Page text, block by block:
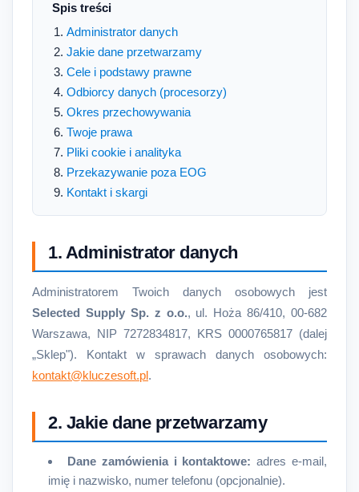
Spis treści
Administrator danych
Jakie dane przetwarzamy
Cele i podstawy prawne
Odbiorcy danych (procesorzy)
Okres przechowywania
Twoje prawa
Pliki cookie i analityka
Przekazywanie poza EOG
Kontakt i skargi
1. Administrator danych
Administratorem Twoich danych osobowych jest
Selected Supply Sp. z o.o., ul. Hoża 86/410, 00-682
Warszawa, NIP 7272834817, KRS 0000765817 (dalej
„Sklep"). Kontakt w sprawach danych osobowych:
kontakt@kluczesoft.pl.
2. Jakie dane przetwarzamy
Dane zamówienia i kontaktowe: adres e-mail,
imię i nazwisko, numer telefonu (opcjonalnie).